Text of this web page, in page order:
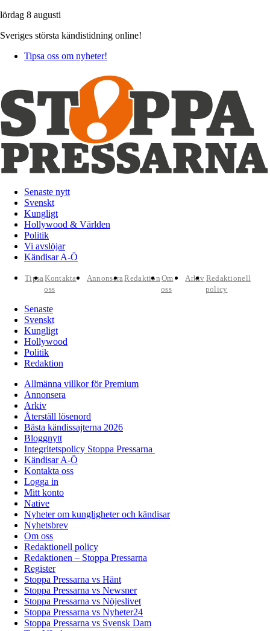
lördag 8 augusti
Sveriges största kändistidning online!
Tipsa oss om nyheter!
Senaste nytt
Svenskt
Kungligt
Hollywood & Världen
Politik
Vi avslöjar
Kändisar A-Ö
TipsaKontakta
oss
AnnonseraRedaktion Om
oss
Arkiv Redaktionell
policy
Senaste
Svenskt
Kungligt
Hollywood
Politik
Redaktion
Allmänna villkor för Premium
Annonsera
Arkiv
Återställ lösenord
Bästa kändissajterna 2026
Bloggnytt
Integritetspolicy Stoppa Pressarna
Kändisar A-Ö
Kontakta oss
Logga in
Mitt konto
Native
Nyheter om kungligheter och kändisar
Nyhetsbrev
Om oss
Redaktionell policy
Redaktionen – Stoppa Pressarna
Register
Stoppa Pressarna vs Hänt
Stoppa Pressarna vs Newsner
Stoppa Pressarna vs Nöjeslivet
Stoppa Pressarna vs Nyheter24
Stoppa Pressarna vs Svensk Dam